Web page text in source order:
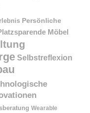
Persönliche
Möbel
Selbstreflexion
Wearable